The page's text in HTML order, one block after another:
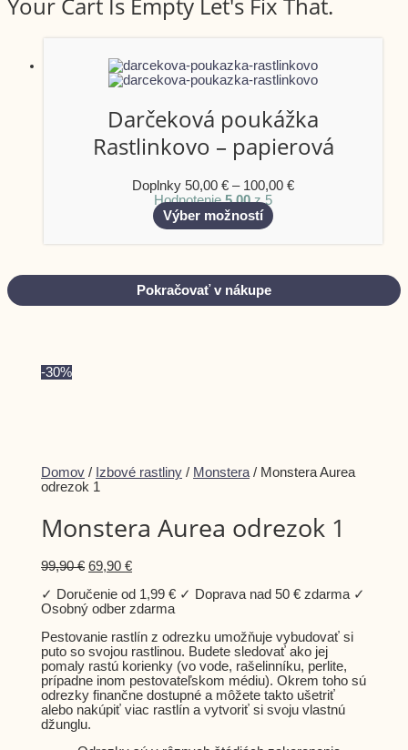
Your Cart Is Empty Let's Fix That.
Darčeková poukážka
Rastlinkovo – papierová
Doplnky 50,00 € – 100,00 €
Hodnotenie5.00z 5
Výber možností
Pokračovať v nákupe
-30%
Domov / Izbové rastliny / Monstera / Monstera Aurea
odrezok 1
Monstera Aurea odrezok 1
99,90€
Original
price
69,90€
Current
✓ Doručenie od 1,99 € ✓ Doprava nad 50 € zdarma ✓
Osobný odber zdarma
Pestovanie rastlín z odrezku umožňuje vybudovať si
puto so svojou rastlinou. Budete sledovať ako jej
pomaly rastú korienky (vo vode, rašelinníku, perlite,
prípadne inom pestovateľskom médiu). Okrem toho sú
odrezky finančne dostupné a môžete takto ušetriť
alebo nakúpiť viac rastlín a vytvoriť si svoju vlastnú
džunglu.
Dismiss
notification